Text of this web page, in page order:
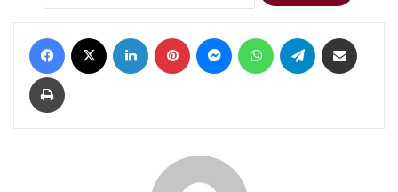
Facebook LinkedIn Pinterest Messenger WhatsApp Telegram
Print